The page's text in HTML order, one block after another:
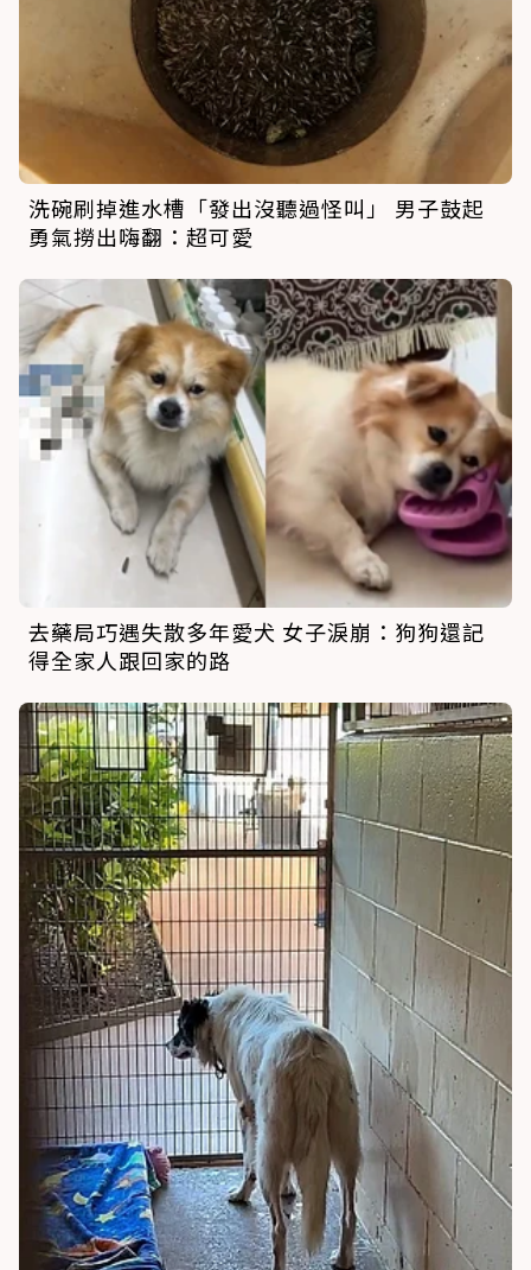
洗碗刷掉進水槽「發出沒聽過怪叫」 男子鼓起
勇氣撈出嗨翻：超可愛
去藥局巧遇失散多年愛犬 女子淚崩：狗狗還記
得全家人跟回家的路